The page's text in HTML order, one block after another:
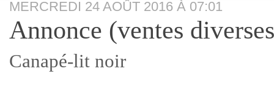
MERCREDI 24 AOÛT 2016 À 07:01
Annonce (ventes
Canapé-lit noir